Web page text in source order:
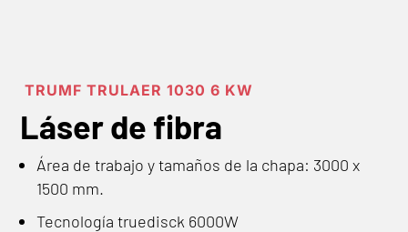
TRUMF TRULAER 1030 6 KW
Láser de fibra
Área de trabajo y tamaños de la chapa: 3000 x
1500 mm.
Tecnología truedisck 6000W